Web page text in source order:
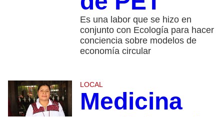
Es una labor que se hizo en
conjunto con Ecología para hacer
conciencia sobre modelos de
economía circular
LOCAL
Medicina